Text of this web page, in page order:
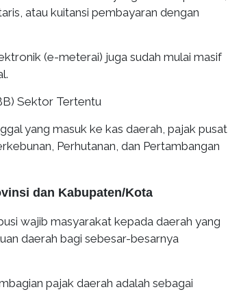
atau kuitansi pembayaran dengan
(e-meterai) juga sudah mulai masif
Sektor Tertentu
yang masuk ke kas daerah, pajak pusat
Perhutanan, dan Pertambangan
dan Kabupaten/Kota
wajib masyarakat kepada daerah yang
daerah bagi sebesar-besarnya
pajak daerah adalah sebagai